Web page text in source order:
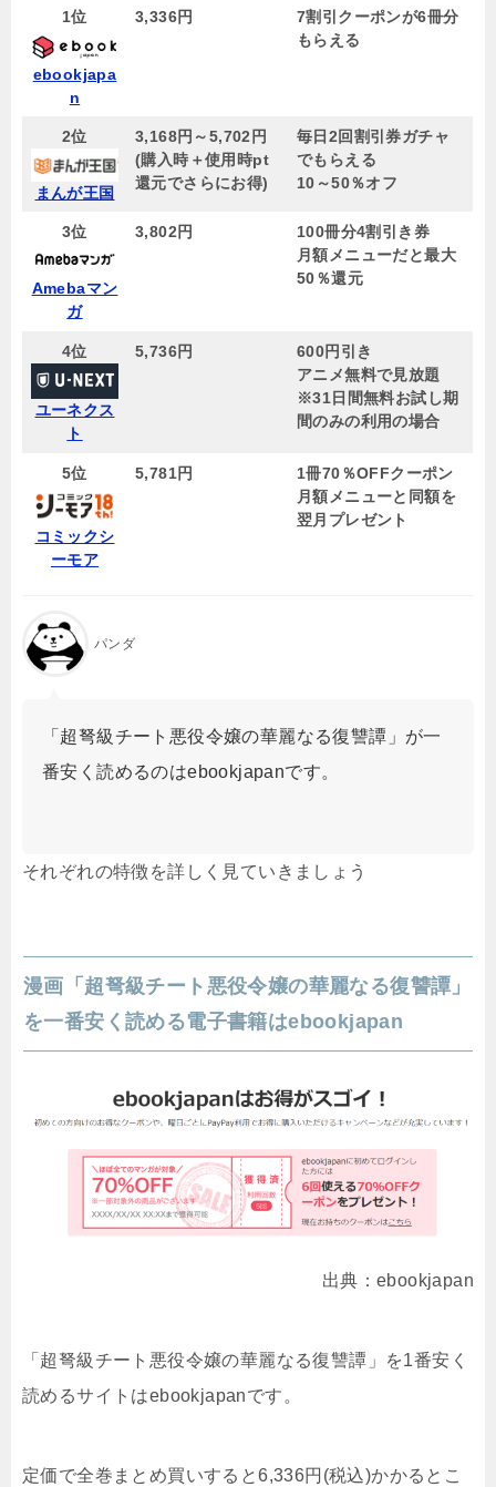
1位
ebookjapa
n
3,336円
7割引クーポンが6冊分
もらえる
2位
まんが王国
3,168円～5,702円
(購入時＋使用時pt
還元でさらにお得)
毎日2回割引券ガチャ
でもらえる
10～50％オフ
3位
Amebaマン
ガ
3,802円
100冊分4割引き券
月額メニューだと最大
50％還元
4位
ユーネクス
ト
5,736円
600円引き
アニメ無料で見放題
※31日間無料お試し期
間のみの利用の場合
5位
コミックシ
ーモア
5,781円
1冊70％OFFクーポン
月額メニューと同額を
翌月プレゼント
パンダ
「超弩級チート悪役令嬢の華麗なる復讐譚」が一
番安く読めるのはebookjapanです。
それぞれの特徴を詳しく見ていきましょう
漫画「超弩級チート悪役令嬢の華麗なる復讐譚」
を一番安く読める電子書籍はebookjapan
出典：ebookjapan
「超弩級チート悪役令嬢の華麗なる復讐譚」を1番安く
読めるサイトはebookjapanです。
定価で全巻まとめ買いすると6,336円(税込)かかるとこ